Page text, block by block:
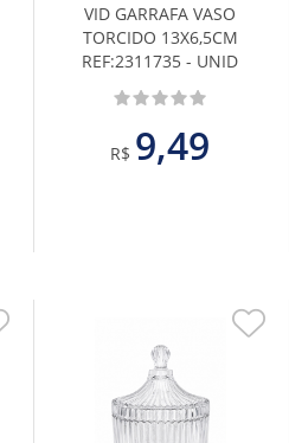
VID GARRAFA VASO
TORCIDO 13X6,5CM
REF:2311735 - UNID
R$ 9,49